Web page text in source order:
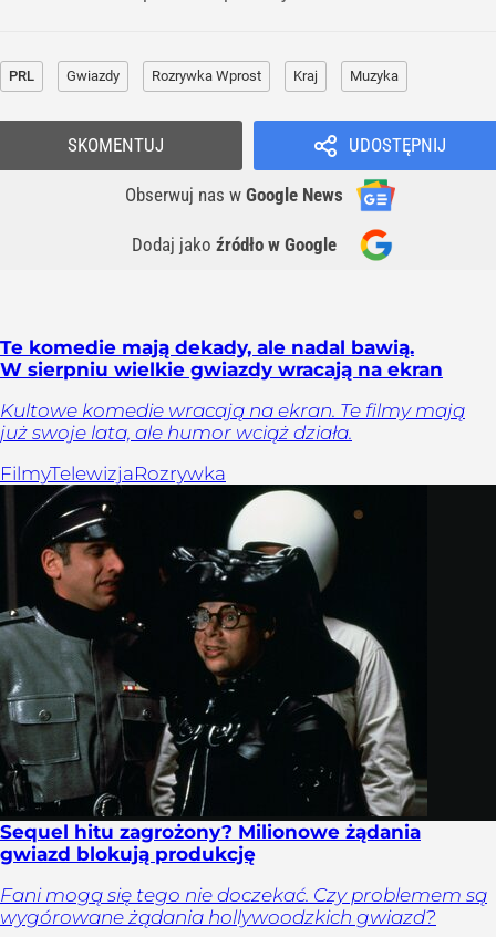
PRL Gwiazdy Rozrywka Wprost Kraj Muzyka
UDOSTĘPNIJ
Obserwuj nas w Google News
Dodaj jako źródło w Google
SKOMENTUJ
Te komedie mają dekady, ale nadal bawią.
W sierpniu wielkie gwiazdy wracają na ekran
Kultowe komedie wracają na ekran. Te filmy mają
już swoje lata, ale humor wciąż działa.
FilmyTelewizjaRozrywka
Sequel hitu zagrożony? Milionowe żądania
gwiazd blokują produkcję
Fani mogą się tego nie doczekać. Czy problemem są
wygórowane żądania hollywoodzkich gwiazd?